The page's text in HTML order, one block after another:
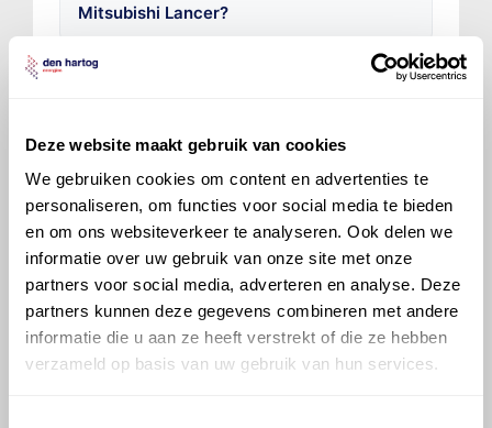
Deze website maakt gebruik van cookies
We gebruiken cookies om content en advertenties te
personaliseren, om functies voor social media te bieden
en om ons websiteverkeer te analyseren. Ook delen we
informatie over uw gebruik van onze site met onze
partners voor social media, adverteren en analyse. Deze
partners kunnen deze gegevens combineren met andere
informatie die u aan ze heeft verstrekt of die ze hebben
verzameld op basis van uw gebruik van hun services.
Mitsubishi Lancer?
Hoe vaak moet de motorolie ververst
Voor welke onderdelen van de
beschikbaar?